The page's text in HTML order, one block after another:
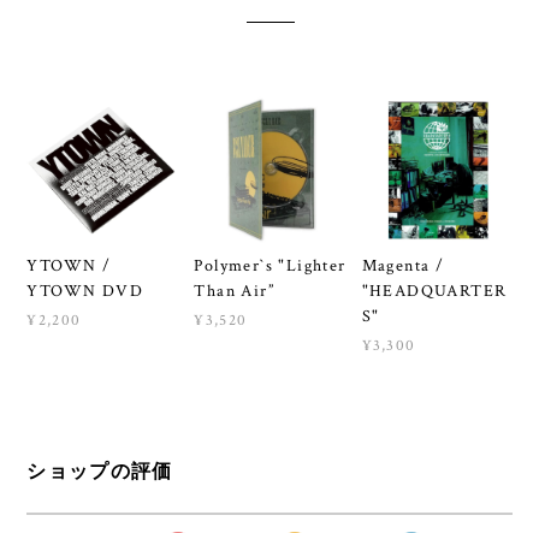
YTOWN /
YTOWN DVD
¥2,200
Polymer`s "Lighter
Than Air”
¥3,520
Magenta /
"HEADQUARTER
S"
¥3,300
ショップの評価